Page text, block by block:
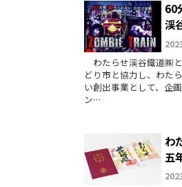
60
渓
わたらせ渓谷鐵道㈱
どり市と協力し、わた
い創出事業として、企
ン…
わ
五